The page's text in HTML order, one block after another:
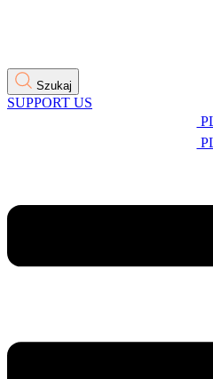
Szukaj
SUPPORT US